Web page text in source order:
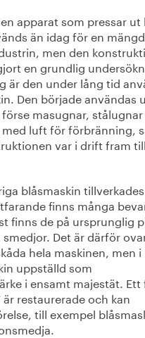
apparat som pressar
än idag för en
men den
en grundlig
är den under lång tid
Den började användas
masugnar,
luft för förbränning,
var i drift fram
blåsmaskin
finns många
finns de på ursprunglig
Det är därför
hela maskinen, men
uppställd som
i ensamt majestät. Ett
är restaurerade och kan
till exempel